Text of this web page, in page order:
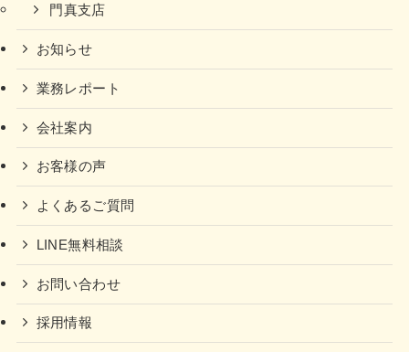
門真支店
お知らせ
業務レポート
会社案内
お客様の声
よくあるご質問
LINE無料相談
お問い合わせ
採用情報